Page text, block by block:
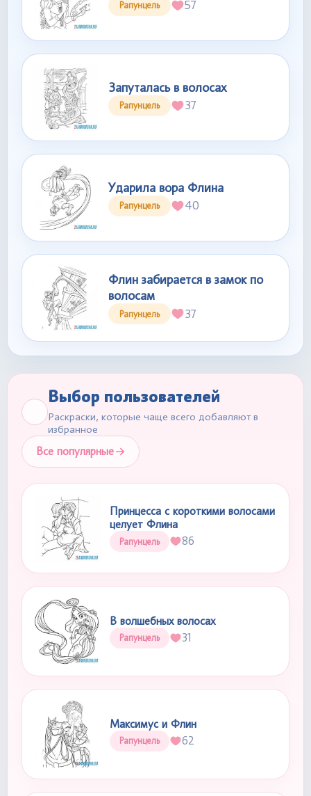
Рапунцель 57
Запуталась в волосах
Рапунцель 37
Ударила вора Флина
Рапунцель 40
Флин забирается в замок по
волосам
Рапунцель 37
Выбор пользователей
Раскраски, которые чаще всего добавляют в
избранное
Все популярные
Принцесса с короткими волосами
целует Флина
Рапунцель 86
В волшебных волосах
Рапунцель 31
Максимус и Флин
Рапунцель 62